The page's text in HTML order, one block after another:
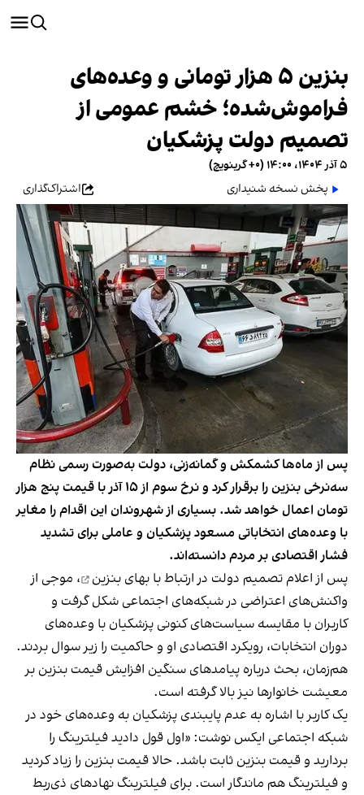
بنزین ۵ هزار تومانی و وعده‌های
فراموش‌شده؛ خشم عمومی از
تصمیم دولت پزشکیان
۵ آذر ۱۴۰۴، ۱۴:۰۰ (‎+۰ گرینویچ)
پخش نسخه شنیداری
اشتراک‌گذاری
پس از ماه‌ها کشمکش و گمانه‌زنی، دولت به‌صورت رسمی نظام
سه‌نرخی بنزین را برقرار کرد و نرخ سوم از ۱۵ آذر با قیمت پنج ‌هزار
تومان اعمال خواهد شد. بسیاری از شهروندان این اقدام را مغایر
با وعده‌های انتخاباتی مسعود پزشکیان و عاملی برای تشدید
فشار اقتصادی بر مردم دانسته‌اند.
پس از اعلام تصمیم دولت در ارتباط با بهای بنزین
، موجی از
واکنش‌های اعتراضی در شبکه‌های اجتماعی شکل گرفت و
کاربران با مقایسه سیاست‌های کنونی پزشکیان با وعده‌های
دوران انتخابات، رویکرد اقتصادی او و حاکمیت را زیر سوال بردند.
هم‌زمان، بحث درباره پیامدهای سنگین افزایش قیمت بنزین بر
معیشت خانوارها نیز بالا گرفته است.
یک کاربر با اشاره به عدم پایبندی پزشکیان به وعده‌های خود در
شبکه اجتماعی ایکس نوشت: «اول قول دادید فیلترینگ را
بردارید و قیمت بنزین ثابت باشد. حالا قیمت بنزین را زیاد کردید
و فیلترینگ هم ماندگار است. برای فیلترینگ نهادهای ذی‌ربط